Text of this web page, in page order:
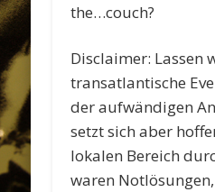
the…couch?
Disclaimer: Lassen
transatlantische
der aufwändigen
setzt sich aber
lokalen Bereich
waren